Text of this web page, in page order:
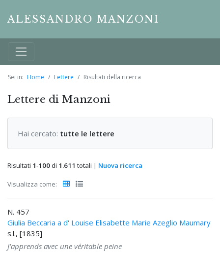
ALESSANDRO MANZONI
Sei in: Home Lettere Risultati della ricerca
Lettere di Manzoni
Hai cercato: tutte le lettere
Risultati 1-100di 1.611 totali | Nuova ricerca
Visualizza come:
N. 457
Giulia Beccaria a d' Louise Elisabette Marie Azeglio Maumary
s.l., [1835]
J'apprends avec une véritable peine